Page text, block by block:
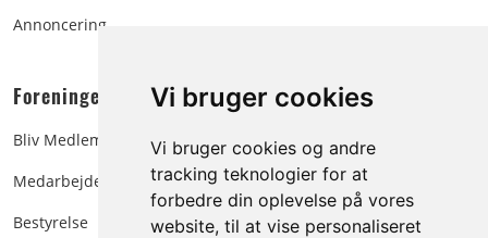
Vi bruger cookies
Vi bruger cookies og andre
tracking teknologier for at
forbedre din oplevelse på vores
website, til at vise personaliseret
Annoncering
Foreningen:
Bliv Medlem
Medarbejdere
Bestyrelse